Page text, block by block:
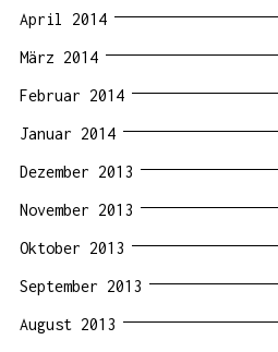
April 2014
März 2014
Februar 2014
Januar 2014
Dezember 2013
November 2013
Oktober 2013
September 2013
August 2013